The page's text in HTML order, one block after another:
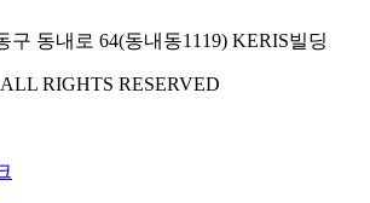
구 동내로 64(동내동1119) KERIS빌딩
RIGHTS RESERVED